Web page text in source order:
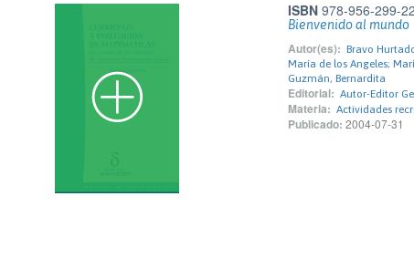
ISBN 978-956-299-
Bienvenido al mundo
Autor(es): Bravo
María de los Angeles;
Guzmán, Bernardita
Editorial: Autor-Editor
Materia: Actividades
Publicado: 2004-07-31